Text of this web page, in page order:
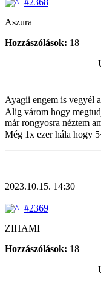
#2368
Aszura
Hozzászólások: 18
Ayagii engem is vegyél
Alig várom hogy
már rongyosra néztem
Még 1x ezer hála hogy
2023.10.15. 14:30
#2369
ZIHAMI
Hozzászólások: 18